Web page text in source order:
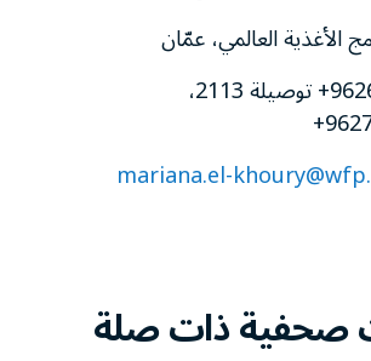
الأغذية العالمي، عمّان
هاتف: 96265156493+ توصيلة 2113،
mariana.el-
صحفية ذات صلة